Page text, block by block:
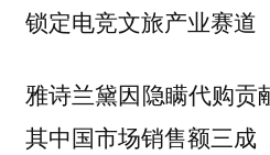
锁定电竞文旅产业赛道
雅诗兰黛因隐瞒代购贡
其中国市场销售额三成